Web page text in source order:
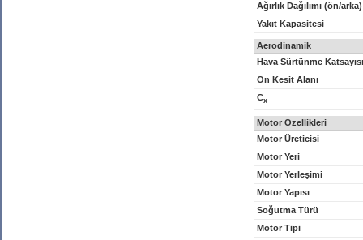
Ağırlık Dağılımı (ön/arka)
Yakıt Kapasitesi
Aerodinamik
Hava Sürtünme Katsayısı
Ön Kesit Alanı
Cx
Motor Özellikleri
Motor Üreticisi
Motor Yeri
Motor Yerleşimi
Motor Yapısı
Soğutma Türü
Motor Tipi